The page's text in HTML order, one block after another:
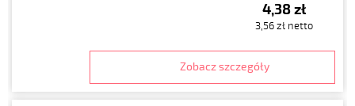
4,38 zł
3,56 zł netto
Zobacz szczegóły